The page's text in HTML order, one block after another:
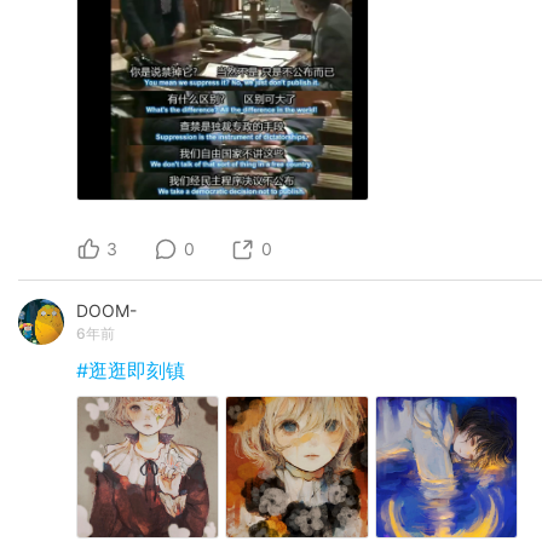
3 0 0
DOOM-
6年前
#逛逛即刻镇